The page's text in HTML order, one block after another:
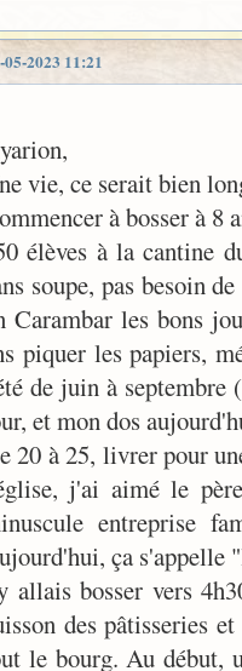
05-2023 11:21
vie, ce serait bien
à bosser à 8
élèves à la cantine
soupe, pas besoin
Carambar les bons
piquer les papiers,
de juin à septembre
et mon dos
20 à 25, livrer pour
j'ai aimé le
entreprise
ça s'appelle
allais bosser vers
des pâtisseries
le bourg. Au début,